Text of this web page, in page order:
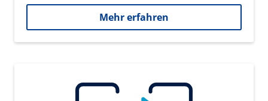
Mehr erfahren